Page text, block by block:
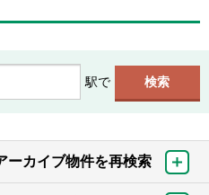
駅で
ーカイブ物件を再検索